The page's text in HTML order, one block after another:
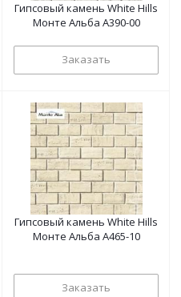
Гипсовый камень White Hills
Монте Альба А390-00
Заказать
Гипсовый камень White Hills
Монте Альба А465-10
Заказать